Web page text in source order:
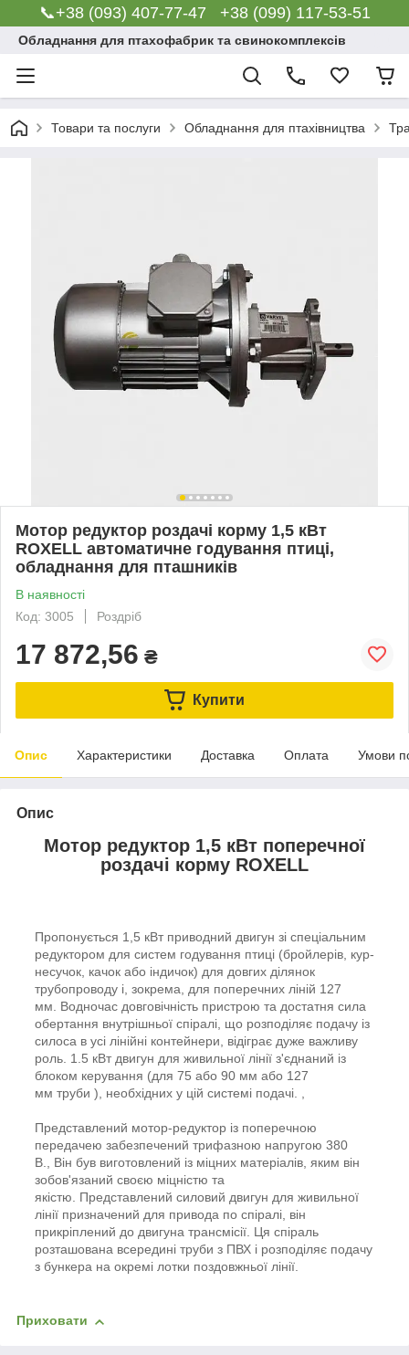
📞+38 (093) 407-77-47 +38 (099) 117-53-51
Обладнання для птахофабрик та свинокомплексів
Товари та послуги Обладнання для птахівництва
Мотор редуктор роздачі корму 1,5 кВт
ROXELL автоматичне годування птиці,
обладнання для пташників
В наявності
Код: 3005
Роздріб
17 872,56 ₴
Купити
Опис Характеристики Доставка Оплата Умови
Опис
Мотор редуктор 1,5 кВт поперечної
роздачі корму ROXELL
Пропонується 1,5 кВт приводний двигун зі спеціальним
редуктором для систем годування птиці (бройлерів, кур-
несучок, качок або індичок) для довгих ділянок
трубопроводу і, зокрема, для поперечних ліній 127
мм. Водночас довговічність пристрою та достатня сила
обертання внутрішньої спіралі, що розподіляє подачу із
силоса в усі лінійні контейнери, відіграє дуже важливу
роль. 1.5 кВт двигун для живильної лінії з'єднаний із
блоком керування (для 75 або 90 мм або 127
мм труби ), необхідних у цій системі подачі. ,
Представлений мотор-редуктор із поперечною
передачею забезпечений трифазною напругою 380
В., Він був виготовлений із міцних матеріалів, яким він
зобов'язаний своєю міцністю та
якістю. Представлений силовий двигун для живильної
лінії призначений для привода по спіралі, він
прикріплений до двигуна трансмісії. Ця спіраль
розташована всередині труби з ПВХ і розподіляє подачу
з бункера на окремі лотки поздовжньої лінії.
Приховати